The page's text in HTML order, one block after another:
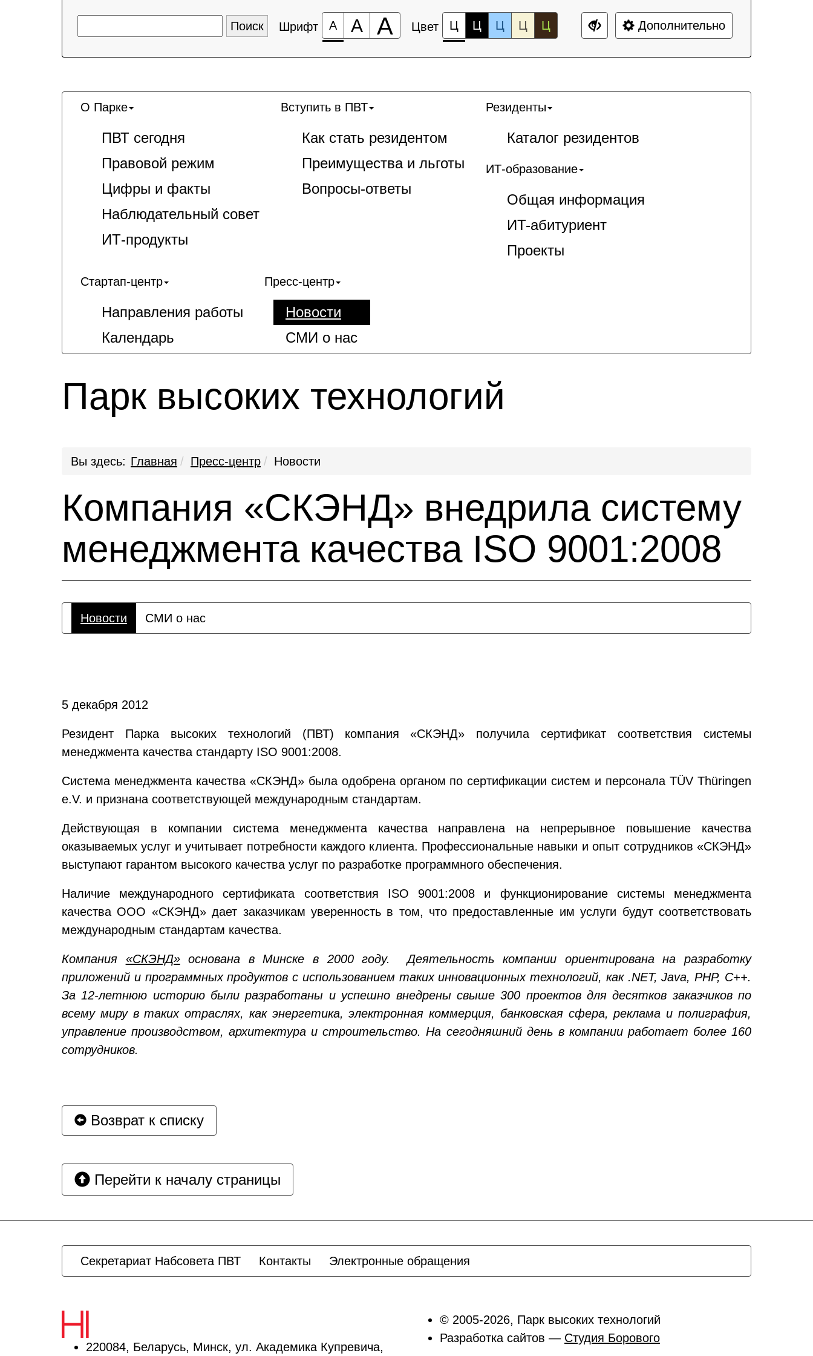
Шрифт А А А Цвет Ц Ц Ц Ц Ц Дополнительно
О Парке
ПВТ сегодня
Правовой режим
Цифры и факты
Наблюдательный совет
ИТ-продукты
Вступить в ПВТ
Как стать резидентом
Преимущества и льготы
Вопросы-ответы
Резиденты
Каталог резидентов
ИТ-образование
Общая информация
ИT-абитуриент
Проекты
Стартап-центр
Направления работы
Календарь
Пресс-центр
Новости
СМИ о нас
Парк высоких технологий
Вы здесь: Главная Пресс-центр Новости
Компания «СКЭНД» внедрила систему
менеджмента качества ISO 9001:2008
Новости СМИ о нас
5 декабря 2012
Резидент Парка высоких технологий (ПВТ) компания «СКЭНД» получила сертификат соответствия системы
менеджмента качества стандарту ISO 9001:2008.
Система менеджмента качества «СКЭНД» была одобрена органом по сертификации систем и персонала TÜV Thüringen
e.V. и признана соответствующей международным стандартам.
Действующая в компании система менеджмента качества направлена на непрерывное повышение качества
оказываемых услуг и учитывает потребности каждого клиента. Профессиональные навыки и опыт сотрудников «СКЭНД»
выступают гарантом высокого качества услуг по разработке программного обеспечения.
Наличие международного сертификата соответствия ISO 9001:2008 и функционирование системы менеджмента
качества ООО «СКЭНД» дает заказчикам уверенность в том, что предоставленные им услуги будут соответствовать
международным стандартам качества.
Компания «СКЭНД»основана в Минске в 2000 году. Деятельность компании ориентирована на разработку
приложений и программных продуктов с использованием таких инновационных технологий, как .NET, Java, PHP, C++.
За 12-летнюю историю были разработаны и успешно внедрены свыше 300 проектов для десятков заказчиков по
всему миру в таких отраслях, как энергетика, электронная коммерция, банковская сфера, реклама и полиграфия,
управление производством, архитектура и строительство. На сегодняшний день в компании работает более 160
сотрудников.
Возврат к списку
Перейти к началу страницы
Секретариат Набсовета ПВТ Контакты Электронные обращения
220084, Беларусь, Минск, ул. Академика Купревича,
© 2005-2026, Парк высоких технологий
Разработка сайтов — Студия Борового